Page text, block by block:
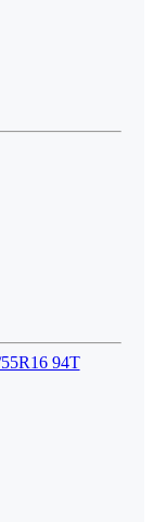
94T